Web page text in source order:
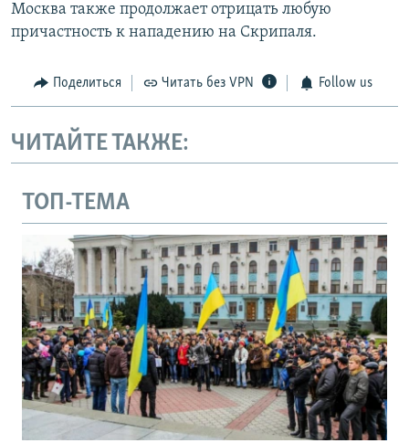
Москва также продолжает отрицать любую
причастность к нападению на Скрипаля.
Поделиться Читать без VPN Follow us
ЧИТАЙТЕ ТАКЖЕ:
ТОП-ТЕМА